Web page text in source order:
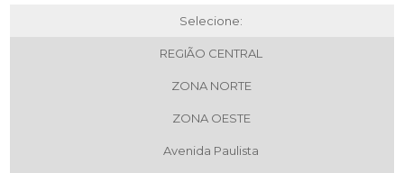
Selecione:
REGIÃO CENTRAL
ZONA NORTE
ZONA OESTE
Avenida Paulista